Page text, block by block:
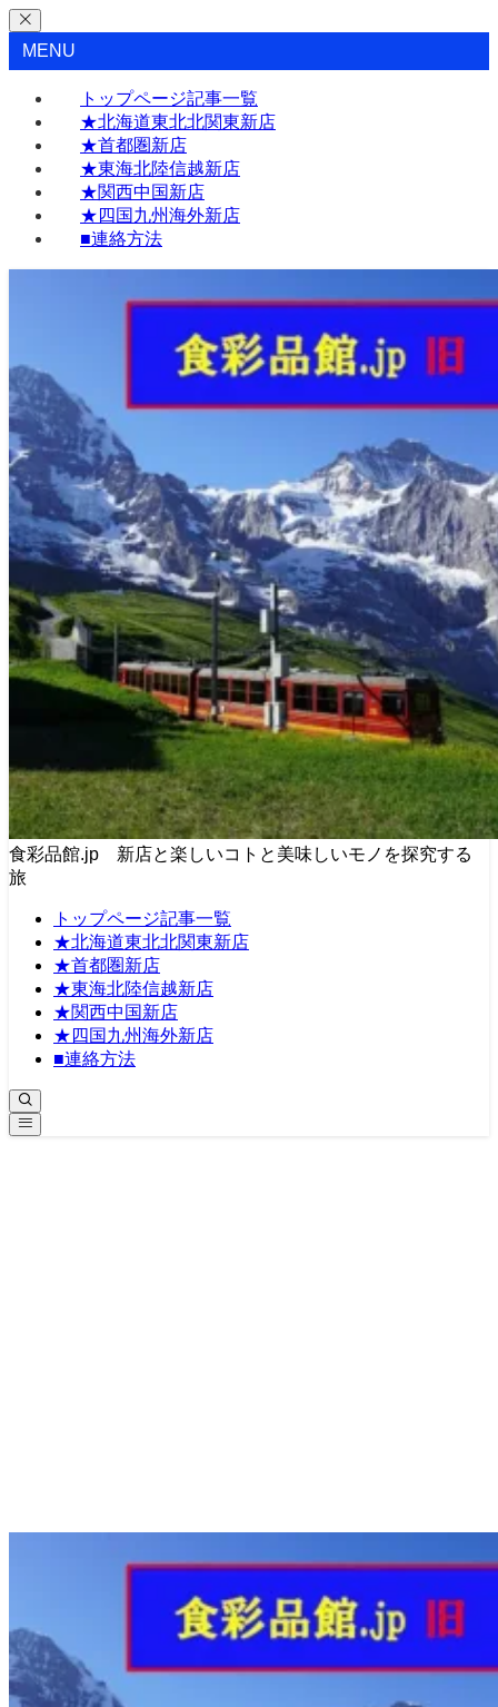
MENU
トップページ記事一覧
★北海道東北北関東新店
★首都圏新店
★東海北陸信越新店
★関西中国新店
★四国九州海外新店
■連絡方法
食彩品館.jp 新店と楽しいコトと美味しいモノを探究する
旅
トップページ記事一覧
★北海道東北北関東新店
★首都圏新店
★東海北陸信越新店
★関西中国新店
★四国九州海外新店
■連絡方法